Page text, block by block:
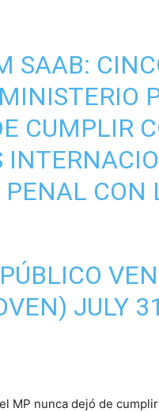
SAAB:
CUMPLIR
CON
JULY
MP nunca dejó de